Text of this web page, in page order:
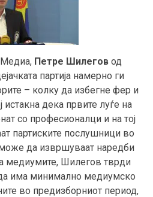
Петре Шилегов од
партија намерно ги
– колку да избегне фер и
истакна дека првите луѓе на
со професионалци и на тој
партиските послушници во
да извршуваат наредби
медиумите, Шилегов тврди
има минимално медиумско
во предизборниот период,